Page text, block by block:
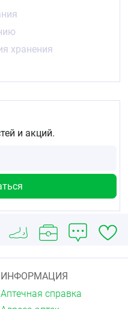
хранения
и акций.
ИНФОРМАЦИЯ
Аптечная справка